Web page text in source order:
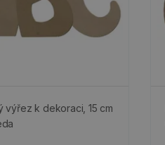
výřez k dekoraci, 15 cm